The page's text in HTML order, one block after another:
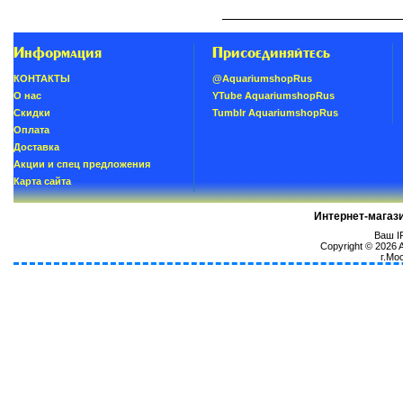
Информация
КОНТАКТЫ
О нас
Скидки
Oплатa
Доставка
Акции и спец предложения
Карта сайта
Присоединяйтесь
@AquariumshopRus
YTube AquariumshopRus
Tumblr AquariumshopRus
Интернет-
Ваш
Copyright © 2026